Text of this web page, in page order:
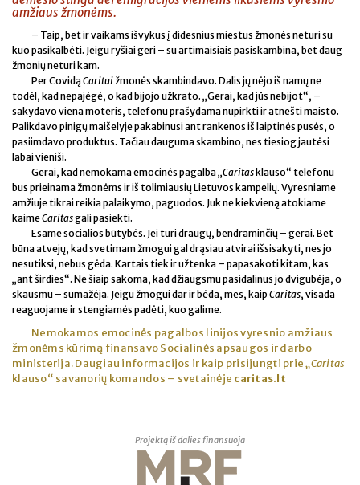
amžiaus žmonėms.
– Taip, bet ir vaikams išvykus į didesnius miestus žmonės neturi su
kuo pasikalbėti. Jeigu ryšiai geri – su artimaisiais pasiskambina, bet daug
žmonių neturi kam.
Per Covidą Caritui žmonės skambindavo. Dalis jų nėjo iš namų ne
todėl, kad nepajėgė, o kad bijojo užkrato. „Gerai, kad jūs nebijot“, –
sakydavo viena moteris, telefonu prašydama nupirkti ir atnešti maisto.
Palikdavo pinigų maišelyje pakabinusi ant rankenos iš laiptinės pusės, o
pasiimdavo produktus. Tačiau dauguma skambino, nes tiesiog jautėsi
labai vieniši.
Gerai, kad nemokama emocinės pagalba „Caritasklauso“ telefonu
bus prieinama žmonėms ir iš tolimiausių Lietuvos kampelių. Vyresniame
amžiuje tikrai reikia palaikymo, paguodos. Juk ne kiekvieną atokiame
kaimeCaritasgali pasiekti.
Esame socialios būtybės. Jei turi draugų, bendraminčių – gerai. Bet
būna atvejų, kad svetimam žmogui gal drąsiau atvirai išsisakyti, nes jo
nesutiksi, nebus gėda. Kartais tiek ir užtenka – papasakoti kitam, kas
„ant širdies“. Ne šiaip sakoma, kad džiaugsmu pasidalinus jo dvigubėja, o
skausmu – sumažėja. Jeigu žmogui dar ir bėda, mes, kaip Caritas, visada
reaguojame ir stengiamės padėti, kuo galime.
Nemokamos emocinės pagalbos linijos vyresnio amžiaus
žmonėms kūrimą finansavo Socialinės apsaugos ir darbo
ministerija. Daugiau informacijos ir kaip prisijungti prie „Caritas
klauso“ savanorių komandos – svetainėje caritas.lt
Projektą iš dalies finansuoja